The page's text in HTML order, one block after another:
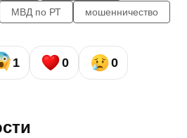
МВД по РТ мошенничество
1 0 0